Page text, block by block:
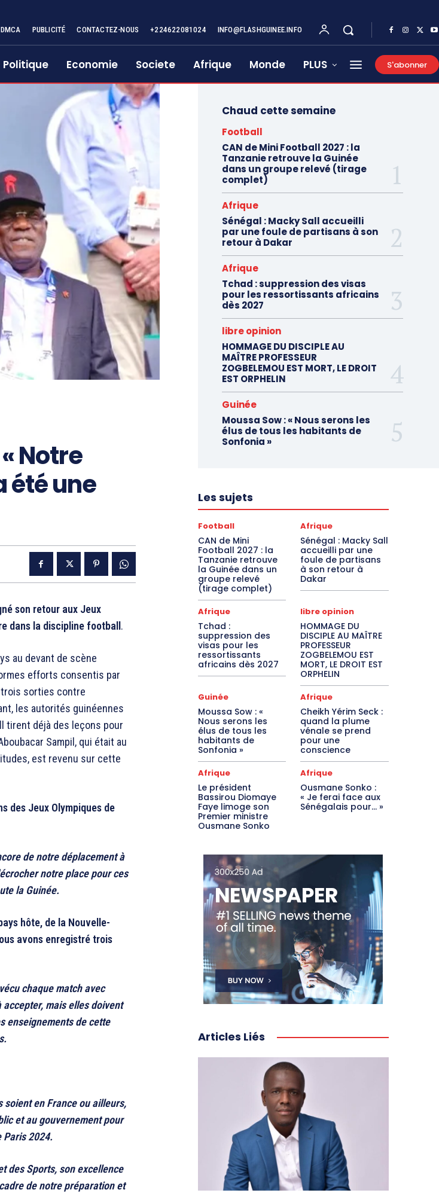
DMCA PUBLICITÉ CONTACTEZ-NOUS +224622081024 INFO@FLASHGUINEE.INFO
Politique Economie Societe Afrique Monde PLUS S'abonner
Notre
été une
son retour aux Jeux
dans la discipline football .
au devant de scène
efforts consentis par
trois sorties contre
les autorités guinéennes
tirent déjà des leçons pour
Sampil, qui était au
est revenu sur cette
des Jeux Olympiques de
de notre déplacement à
notre place pour ces
la Guinée.
hôte, de la Nouvelle-
avons enregistré trois
chaque match avec
mais elles doivent
enseignements de cette
soient en France ou ailleurs,
et au gouvernement pour
Paris 2024.
des Sports, son excellence
de notre préparation et
Chaud cette semaine
Football
CAN de Mini Football 2027 : la
Tanzanie retrouve la Guinée
dans un groupe relevé (tirage
complet)
Afrique
Sénégal : Macky Sall accueilli
par une foule de partisans à son
retour à Dakar
Afrique
Tchad : suppression des visas
pour les ressortissants africains
dès 2027
libre opinion
HOMMAGE DU DISCIPLE AU
MAÎTRE PROFESSEUR
ZOGBELEMOU EST MORT, LE DROIT
EST ORPHELIN
Guinée
Moussa Sow : « Nous serons les
élus de tous les habitants de
Sonfonia »
Les sujets
Football
CAN de Mini
Football 2027 : la
Tanzanie retrouve
la Guinée dans un
groupe relevé
(tirage complet)
Afrique
Sénégal : Macky Sall
accueilli par une
foule de partisans
à son retour à
Dakar
Afrique
Tchad :
suppression des
visas pour les
ressortissants
africains dès 2027
libre opinion
HOMMAGE DU
DISCIPLE AU MAÎTRE
PROFESSEUR
ZOGBELEMOU EST
MORT, LE DROIT EST
ORPHELIN
Guinée
Moussa Sow : «
Nous serons les
élus de tous les
habitants de
Sonfonia »
Afrique
Cheikh Yérim Seck :
quand la plume
vénale se prend
pour une
conscience
Afrique
Le président
Bassirou Diomaye
Faye limoge son
Premier ministre
Ousmane Sonko
Afrique
Ousmane Sonko :
« Je ferai face aux
Sénégalais pour… »
Articles Liés